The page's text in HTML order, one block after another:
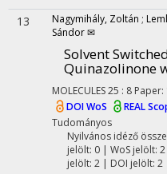
13 Nagymihály, Zoltán ;
Sándor ✉
Solvent
Quinazolinone
MOLECULES25 : 8 Paper:
DOIWoS REAL
Tudományos
Nyilvános idéző
jelölt: 0 | WoS jelölt:
jelölt: 2 | DOI jelölt: 2